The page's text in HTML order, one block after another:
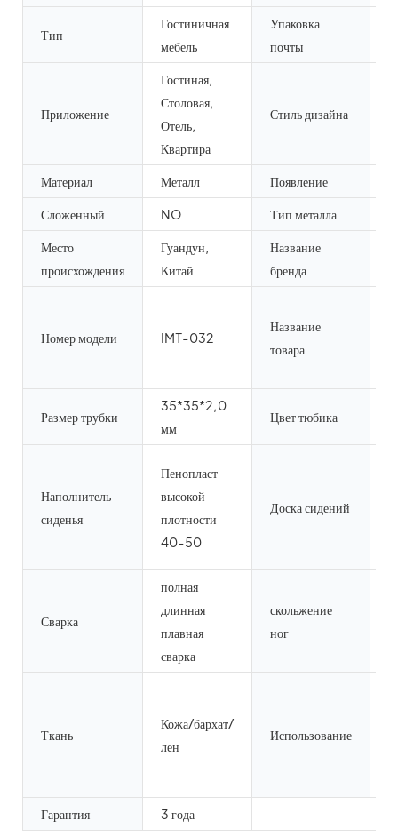
Тип
Гостиничная
мебель
Упаковка
почты
Приложение
Гостиная,
Столовая,
Отель,
Квартира
Стиль дизайна
Материал Металл Появление
Сложенный NO Тип металла
Место
происхождения
Гуандун,
Китай
Название
бренда
Номер модели IMT-032
Название
товара
Размер трубки
35*35*2,0
мм
Цвет тюбика
Наполнитель
сиденья
Пенопласт
высокой
плотности
40-50
Доска сидений
Сварка
полная
длинная
плавная
сварка
скольжение
ног
Ткань
Кожа/бархат/
лен
Использование
Гарантия 3 года